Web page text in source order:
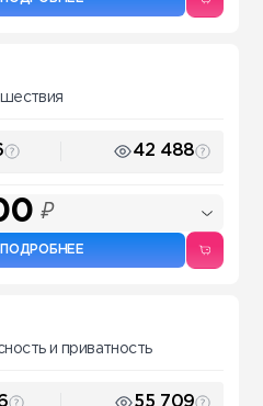
42 488
₽
ПОДРОБНЕЕ
и приватность
55 709